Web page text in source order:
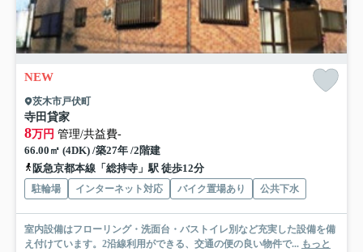
NEW
茨木市戸伏町
寺田貸家
8万円 管理/共益費-
66.00㎡ (4DK) /築27年 /2階建
阪急京都本線「総持寺」駅 徒歩12分
駐輪場 インターネット対応 バイク置場あり 公共下水
室内設備はフローリング・洗面台・バストイレ別など充実した設備を備
え付けています。2沿線利用ができる、交通の便の良い物件で... もっと